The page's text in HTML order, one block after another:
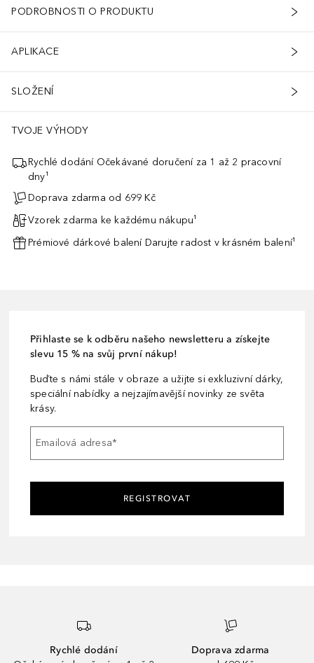
PODROBNOSTI O PRODUKTU
APLIKACE
SLOŽENÍ
TVOJE VÝHODY
Rychlé dodání Očekávané doručení za 1 až 2 pracovní
dny¹
Doprava zdarma od 699 Kč
Vzorek zdarma ke každému nákupu¹
Prémiové dárkové balení Darujte radost v krásném balení¹
Přihlaste se k odběru našeho newsletteru a získejte
slevu 15 % na svůj první nákup!
Buďte s námi stále v obraze a užijte si exkluzivní dárky,
speciální nabídky a nejzajímavější novinky ze světa
krásy.
Emailová adresa*
REGISTROVAT
Rychlé dodání
Doprava zdarma